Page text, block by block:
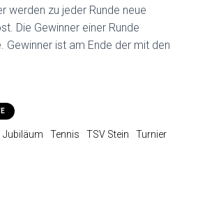
werden zu jeder Runde neue
Die Gewinner einer Runde
Gewinner ist am Ende der mit den
Jubiläum Tennis TSV Stein Turnier